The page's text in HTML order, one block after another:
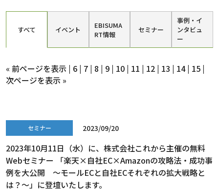
すべて イベント
EBISUMA
RT情報
セミナー
事例・イ
ンタビュ
ー
« 前ページを表示 | 6 | 7 | 8 | 9 | 10 | 11 | 12 | 13 | 14| 15 |
次ページを表示 »
セミナー 2023/09/20
2023年10月11日（水）に、株式会社これから主催の無料
Webセミナー 「楽天×自社EC×Amazonの攻略法・成功事
例を大公開 ～モールECと自社ECそれぞれの拡大戦略と
は？～」に登壇いたします。